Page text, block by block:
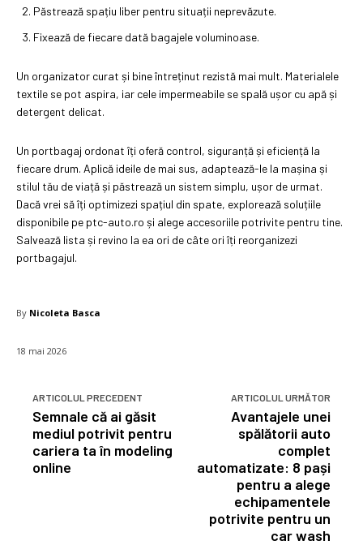
Păstrează spațiu liber pentru situații neprevăzute.
Fixează de fiecare dată bagajele voluminoase.
Un organizator curat și bine întreținut rezistă mai mult. Materialele
textile se pot aspira, iar cele impermeabile se spală ușor cu apă și
detergent delicat.
Un portbagaj ordonat îți oferă control, siguranță și eficiență la
fiecare drum. Aplică ideile de mai sus, adaptează-le la mașina și
stilul tău de viață și păstrează un sistem simplu, ușor de urmat.
Dacă vrei să îți optimizezi spațiul din spate, explorează soluțiile
disponibile pe ptc-auto.ro și alege accesoriile potrivite pentru tine.
Salvează lista și revino la ea ori de câte ori îți reorganizezi
portbagajul.
By Nicoleta Basca
18 mai 2026
ARTICOLUL PRECEDENT
Semnale că ai găsit
mediul potrivit pentru
cariera ta în modeling
online
ARTICOLUL URMĂTOR
Avantajele unei
spălătorii auto
complet
automatizate: 8 pași
pentru a alege
echipamentele
potrivite pentru un
car wash